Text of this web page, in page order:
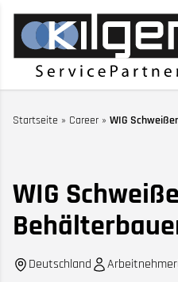
Startseite » Career » WIG
WIG
Deutschland